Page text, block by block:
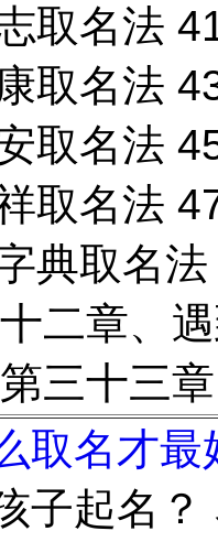
取名法
取名法
取名法
取名法
典取名
二章、
三十三
取名才最
子起名